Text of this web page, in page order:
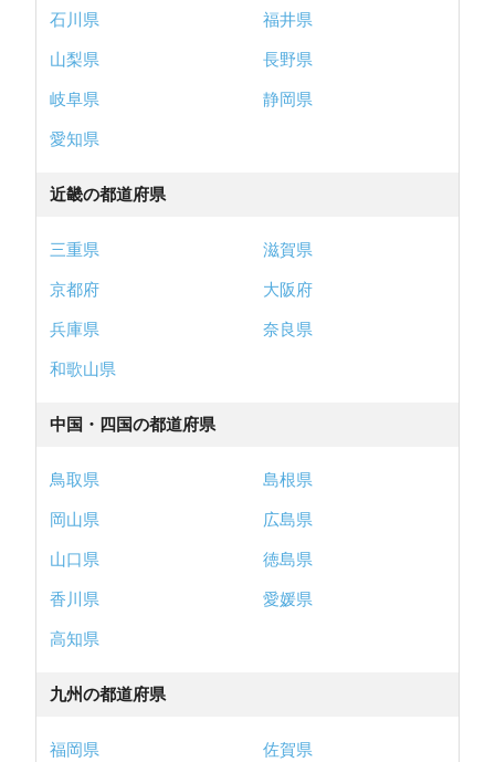
石川県
福井県
山梨県
長野県
岐阜県
静岡県
愛知県
近畿の都道府県
三重県
滋賀県
京都府
大阪府
兵庫県
奈良県
和歌山県
中国・四国の都道府県
鳥取県
島根県
岡山県
広島県
山口県
徳島県
香川県
愛媛県
高知県
九州の都道府県
福岡県
佐賀県